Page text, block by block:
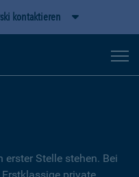
kontaktieren
Stelle stehen. Bei